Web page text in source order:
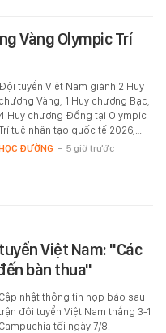
Vàng Olympic Trí
Đội tuyển Việt Nam giành 2 Huy
chương Vàng, 1 Huy chương Bạc,
4 Huy chương Đồng tại Olympic
tuệ nhân tạo quốc tế 2026,…
ĐƯỜNG - 5 giờ trước
Việt Nam: "Các
bàn thua"
Cập nhật thông tin họp báo sau
đội tuyển Việt Nam thắng 3-1
Campuchia tối ngày 7/8.